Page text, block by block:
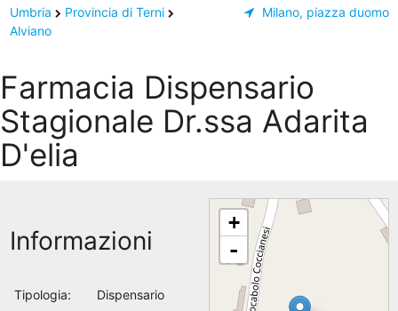
Umbria
Provincia di Terni
Alviano
Milano, piazza duomo
Farmacia Dispensario
Stagionale Dr.ssa Adarita
D'elia
Informazioni
Tipologia: Dispensario
+
-